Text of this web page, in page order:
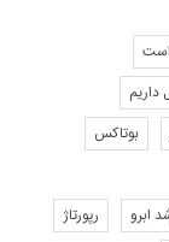
داریم
بوتاکس
ابرو
رپورتاژ